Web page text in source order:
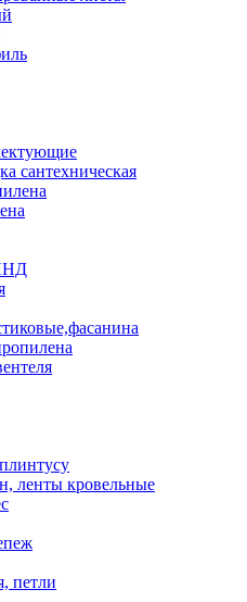
сантехническая
ленты кровельные
петли